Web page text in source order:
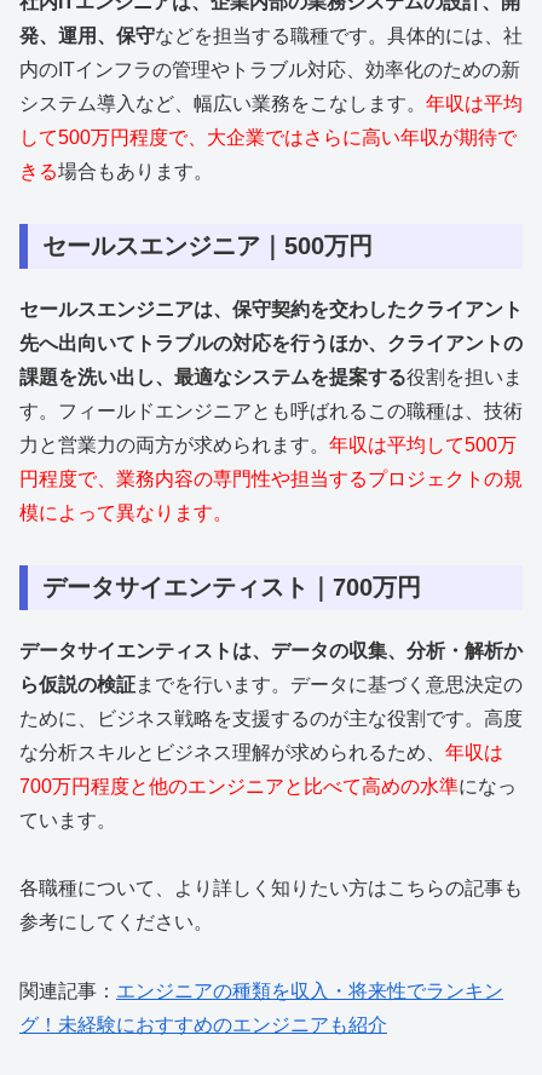
発、運用、保守などを担当する職種です。具体的には、社
内のITインフラの管理やトラブル対応、効率化のための新
システム導入など、幅広い業務をこなします。 年収は平均
して500万円程度で、大企業ではさらに高い年収が期待で
きる場合もあります。
セールスエンジニア｜500万円
セールスエンジニアは、保守契約を交わしたクライアント
先へ出向いてトラブルの対応を行うほか、クライアントの
課題を洗い出し、最適なシステムを提案する役割を担いま
す。フィールドエンジニアとも呼ばれるこの職種は、技術
力と営業力の両方が求められます。 年収は平均して500万
円程度で、業務内容の専門性や担当するプロジェクトの規
模によって異なります。
データサイエンティスト｜700万円
データサイエンティストは、データの収集、分析・解析か
ら仮説の検証までを行います。データに基づく意思決定の
ために、ビジネス戦略を支援するのが主な役割です。高度
な分析スキルとビジネス理解が求められるため、 年収は
700万円程度と他のエンジニアと比べて高めの水準になっ
ています。
各職種について、より詳しく知りたい方はこちらの記事も
参考にしてください。
関連記事： エンジニアの種類を収入・将来性でランキン
グ！未経験におすすめのエンジニアも紹介